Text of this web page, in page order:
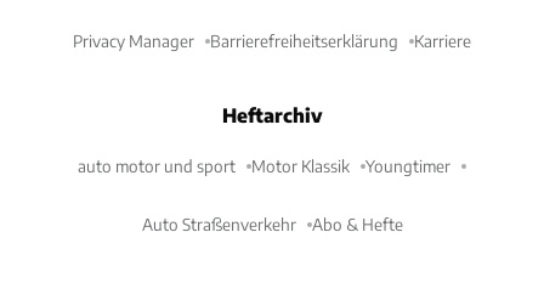
Privacy Manager Barrierefreiheitserklärung Karriere
Heftarchiv
auto motor und sport Motor Klassik Youngtimer
Auto Straßenverkehr Abo & Hefte